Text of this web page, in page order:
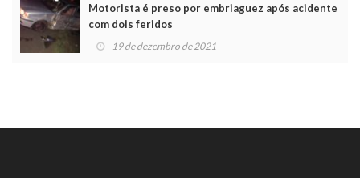
Motorista é preso por embriaguez após acidente
com dois feridos
19 de dezembro de 2021